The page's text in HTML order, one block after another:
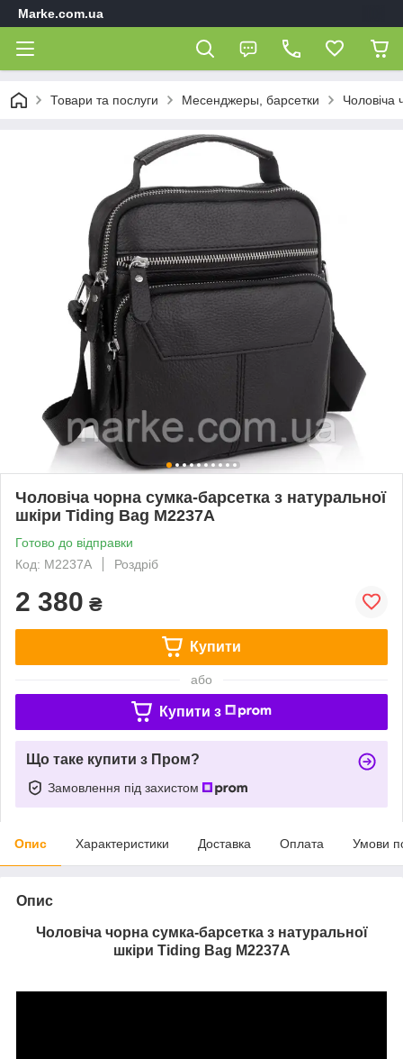
Marke.com.ua
Товари та послуги Месенджеры, барсетки Чоловіча
Чоловіча чорна сумка-барсетка з натуральної
шкіри Tiding Bag M2237A
Готово до відправки
Код: M2237A
Роздріб
2 380 ₴
Купити
або
Купити з
Що таке купити з Пром?
Замовлення під захистом
Опис Характеристики Доставка Оплата Умови
Опис
Чоловіча чорна сумка-барсетка з натуральної
шкіри Tiding Bag M2237A